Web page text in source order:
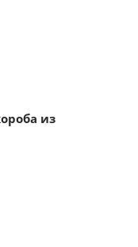
из